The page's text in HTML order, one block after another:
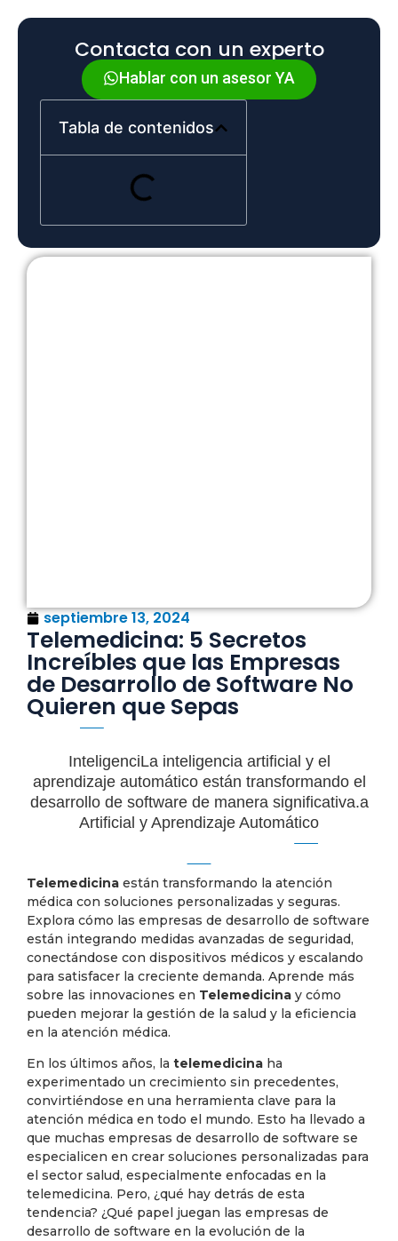
Contacta con un experto
Hablar con un asesor YA
Tabla de contenidos
septiembre 13, 2024
Telemedicina: 5 Secretos
Increíbles que las Empresas
de Desarrollo de Software No
Quieren que Sepas
InteligenciLa inteligencia artificial y el
aprendizaje automático están transformando el
desarrollo de software de manera significativa.a
Artificial y Aprendizaje Automático
Telemedicina están transformando la atención
médica con soluciones personalizadas y seguras.
Explora cómo las empresas de desarrollo de software
están integrando medidas avanzadas de seguridad,
conectándose con dispositivos médicos y escalando
para satisfacer la creciente demanda. Aprende más
sobre las innovaciones en Telemedicina y cómo
pueden mejorar la gestión de la salud y la eficiencia
en la atención médica.
En los últimos años, la telemedicina ha
experimentado un crecimiento sin precedentes,
convirtiéndose en una herramienta clave para la
atención médica en todo el mundo. Esto ha llevado a
que muchas empresas de desarrollo de software se
especialicen en crear soluciones personalizadas para
el sector salud, especialmente enfocadas en la
telemedicina. Pero, ¿qué hay detrás de esta
tendencia? ¿Qué papel juegan las empresas de
desarrollo de software en la evolución de la